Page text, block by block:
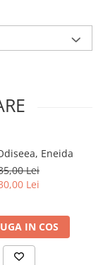
Eneida
Lei
Lei
IN COS